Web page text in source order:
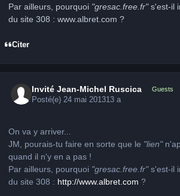
Par ailleurs, pourquoi "gresac.free.fr"s'est-il
du site 308 : www.albret.com ?
Citer
Invité Jean-Michel Ruscica Guests
Posté(e)24 mai 201313 a
On va y arriver...
JM, pourais-tu faire en sorte que le "lien"
quand il n'y en a pas !
Par ailleurs, pourquoi "gresac.free.fr"s'est-il
du site 308 : http://www.albret.com ?